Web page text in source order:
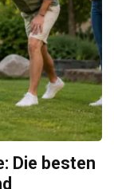
Die besten